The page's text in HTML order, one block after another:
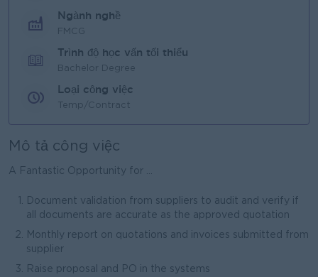
Ngành nghề
FMCG
Trình độ học vấn tối thiểu
Bachelor Degree
Loại công việc
Temp/Contract
Mô tả công việc
A Fantastic Opportunity for ...
Document validation from suppliers to audit and verify if
all documents are accurate as the approved quotation
Monthly report on quotations and invoices submitted from
supplier
Raise proposal and PO in the systems